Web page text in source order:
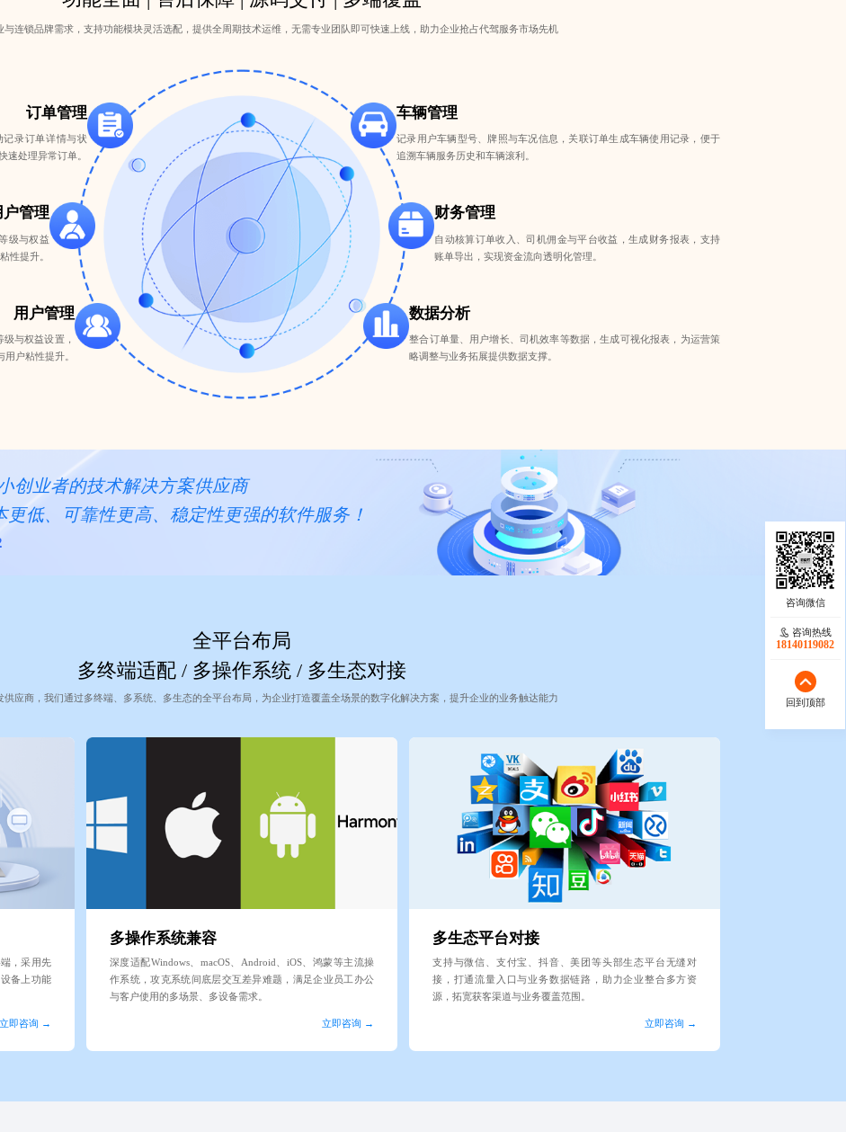
与连锁品牌需求，支持功能模块灵活选配，提供全周期技术运维，无需专业团队即可快速上线，助力企业抢占代驾服务市场先机
订单管理
录订单详情与状
速处理异常订单。
车辆管理
记录用户车辆型号、牌照与车况信息，关联订单生成车辆使用记录，便于
追溯车辆服务历史和车辆滚利。
户管理
级与权益
性提升。
财务管理
自动核算订单收入、司机佣金与平台收益，生成财务报表，支持
账单导出，实现资金流向透明化管理。
用户管理
与权益设置，
用户粘性提升。
数据分析
整合订单量、用户增长、司机效率等数据，生成可视化报表，为运营策
略调整与业务拓展提供数据支撑。
创业者的技术解决方案供应商
更低、可靠性更高、稳定性更强的软件服务！
全平台布局
多终端适配 / 多操作系统 / 多生态对接
供应商，我们通过多终端、多系统、多生态的全平台布局，为企业打造覆盖全场景的数字化解决方案，提升企业的业务触达能力
，采用先
备上功能
立即咨询 →
多操作系统兼容
深度适配Windows、macOS、Android、iOS、鸿蒙等主流操
作系统，攻克系统间底层交互差异难题，满足企业员工办公
与客户使用的多场景、多设备需求。
立即咨询 →
多生态平台对接
支持与微信、支付宝、抖音、美团等头部生态平台无缝对
接，打通流量入口与业务数据链路，助力企业整合多方资
源，拓宽获客渠道与业务覆盖范围。
立即咨询 →
咨询热线
18140119082
回到顶部